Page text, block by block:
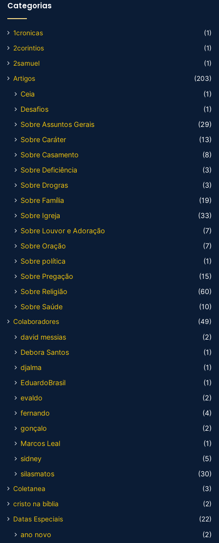
Categorias
1cronicas
(1)
2corintios
(1)
2samuel
(1)
Artigos
(203)
Ceia
(1)
Desafios
(1)
Sobre Assuntos Gerais
(29)
Sobre Caráter
(13)
Sobre Casamento
(8)
Sobre Deficiência
(3)
Sobre Drogras
(3)
Sobre Família
(19)
Sobre Igreja
(33)
Sobre Louvor e Adoração
(7)
Sobre Oração
(7)
Sobre política
(1)
Sobre Pregação
(15)
Sobre Religião
(60)
Sobre Saúde
(10)
Colaboradores (49)
david messias
(2)
Debora Santos
(1)
djalma
(1)
EduardoBrasil
(1)
evaldo
(2)
fernando
(4)
gonçalo
(2)
Marcos Leal
(1)
sidney
(5)
silasmatos
(30)
Coletanea
(3)
cristo na bíblia
(2)
Datas Especiais
(22)
ano novo (2)